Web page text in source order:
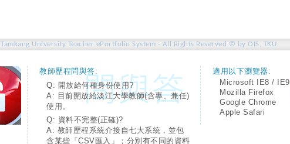
Tamkang University Teacher ePortfolio System - All Rights Reserved © by OIS, TKU
教師歷程問與答:
Q: 開放給何種身份使用?
A: 目前開放給淡江大學教師(含專、兼任)
使用。
Q: 資料不完整(正確)?
A: 教師歷程系統介接自七大系統，並包
含某些「CSV匯入」；分別有不同的資料
適用以下瀏覽器:
Microsoft IE8 / IE9
Mozilla Firefox
Google Chrome
Apple Safari